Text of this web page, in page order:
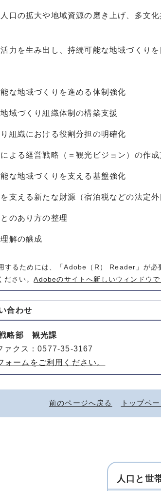
の拡大や地域資源の磨き上げ、多文化
生み出し、持続可能な地域づくりを
な地域づくりを進める体制強化
づくり組織体制の構築支援
織における役割分担の明確化
る経営戦略（＝観光ビジョン）の作成
な地域づくりを支える基盤強化
える新たな財源（宿泊税などの法定外
のあり方の整理
解の醸成
するためには、「Adobe（R） Reader」が
ださい。Adobeのサイトへ新しいウィンドウで
合わせ
略部 観光課
クス：0577-35-3167
ォームをご利用ください。
前のページへ戻る トップペ
人口と世